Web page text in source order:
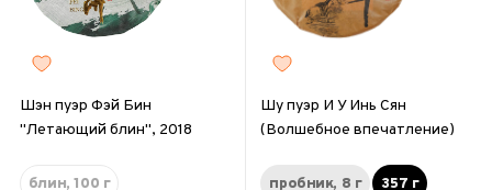
Шэн пуэр Фэй Бин
"Летающий блин", 2018
блин, 100 г
Шу пуэр И У Инь Сян
(Волшебное впечатление)
пробник, 8 г 357 г